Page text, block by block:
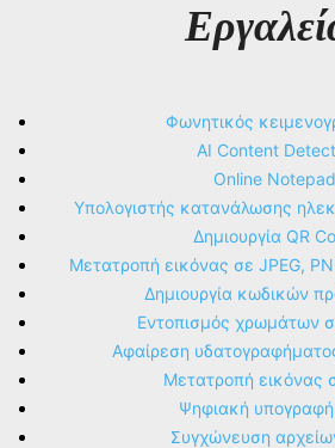
Φωνητικός
AI Content
Online Notepad
Υπολογιστής κατανάλωσης
Δημιουργία QR
Μετατροπή εικόνας σε JPEG,
Δημιουργία κωδικών
Εντοπισμός χρωμάτων
Αφαίρεση
Μετατροπή εικόνας
Ψηφιακή υπογραφή
Συγχώνευση